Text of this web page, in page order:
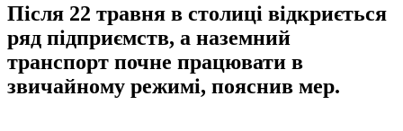
Після 22 травня в столиці відкриється
ряд підприємств, а наземний
транспорт почне працювати в
звичайному режимі, пояснив мер.